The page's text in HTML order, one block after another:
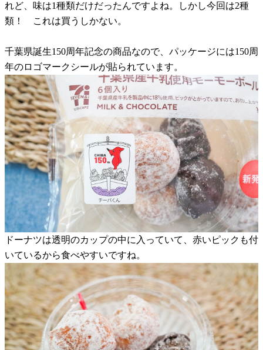
れど、味は1種類だけだったんですよね。しかし今回は2種
類！ これは買うしかない。
千葉県誕生150周年記念の商品なので、パッケージには150周
年のロゴマークシールが貼られています。
ドーナツは透明のカップの中に入っていて、赤いピックも付
いているから食べやすいですね。